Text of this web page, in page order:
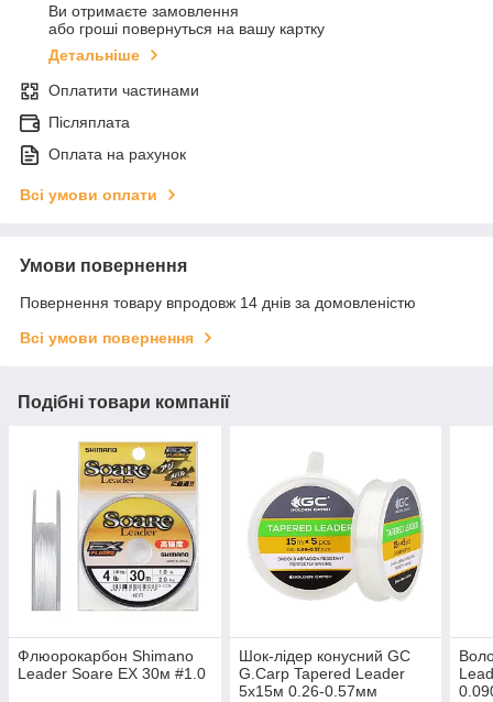
Ви отримаєте замовлення
або гроші повернуться на вашу картку
Детальніше
Оплатити частинами
Післяплата
Оплата на рахунок
Всі умови оплати
Умови повернення
Повернення товару впродовж 14 днів за домовленістю
Всі умови повернення
Подібні товари компанії
Флюорокарбон Shimano
Leader Soare EX 30м #1.0
Шок-лідер конусний GC
G.Carp Tapered Leader
5x15м 0.26-0.57мм